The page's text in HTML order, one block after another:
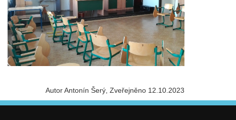
Autor Antonín Šerý Zveřejněno 12.10.2023